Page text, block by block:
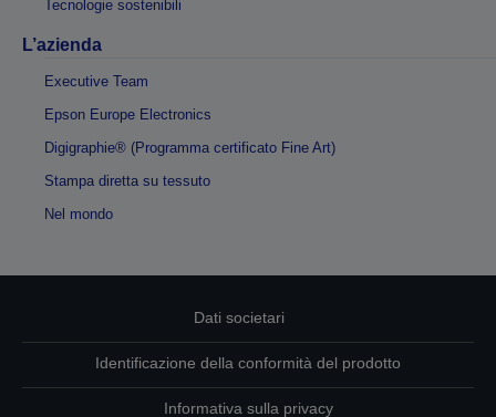
Tecnologie sostenibili
L’azienda
Executive Team
Epson Europe Electronics
Digigraphie® (Programma certificato Fine Art)
Stampa diretta su tessuto
Nel mondo
Dati societari
Identificazione della conformità del prodotto
Informativa sulla privacy